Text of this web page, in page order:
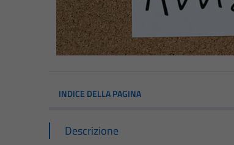
INDICE DELLA PAGINA
Descrizione